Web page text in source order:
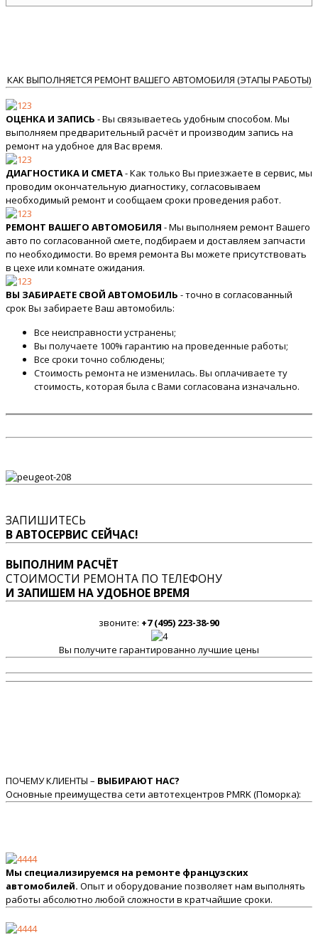
КАК ВЫПОЛНЯЕТСЯ РЕМОНТ ВАШЕГО АВТОМОБИЛЯ (ЭТАПЫ РАБОТЫ)
ОЦЕНКА И ЗАПИСЬ - Вы связываетесь удобным способом. Мы
выполняем предварительный расчёт и производим запись на
ремонт на удобное для Вас время.
ДИАГНОСТИКА И СМЕТА- Как только Вы приезжаете в сервис, мы
проводим окончательную диагностику, согласовываем
необходимый ремонт и сообщаем сроки проведения работ.
РЕМОНТ ВАШЕГО АВТОМОБИЛЯ - Мы выполняем ремонт Вашего
авто по согласованной смете, подбираем и доставляем запчасти
по необходимости. Во время ремонта Вы можете присутствовать
в цехе или комнате ожидания.
ВЫ ЗАБИРАЕТЕ СВОЙ АВТОМОБИЛЬ - точно в согласованный
срок Вы забираете Ваш автомобиль:
Все неисправности устранены;
Вы получаете 100% гарантию на проведенные работы;
Все сроки точно соблюдены;
Стоимость ремонта не изменилась. Вы оплачиваете ту
стоимость, которая была с Вами согласована изначально.
ЗАПИШИТЕСЬ
В АВТОСЕРВИС СЕЙЧАС!
ВЫПОЛНИМ РАСЧЁТ
СТОИМОСТИ РЕМОНТА ПО ТЕЛЕФОНУ
И ЗАПИШЕМ НА УДОБНОЕ ВРЕМЯ
звоните: +7 (495) 223-38-90
Вы получите гарантированно лучшие цены
ПОЧЕМУ КЛИЕНТЫ – ВЫБИРАЮТ НАС?
Основные преимущества сети автотехцентров PMRK (Поморка):
Мы специализируемся на ремонте французских
автомобилей. Опыт и оборудование позволяет нам выполнять
работы абсолютно любой сложности в кратчайшие сроки.